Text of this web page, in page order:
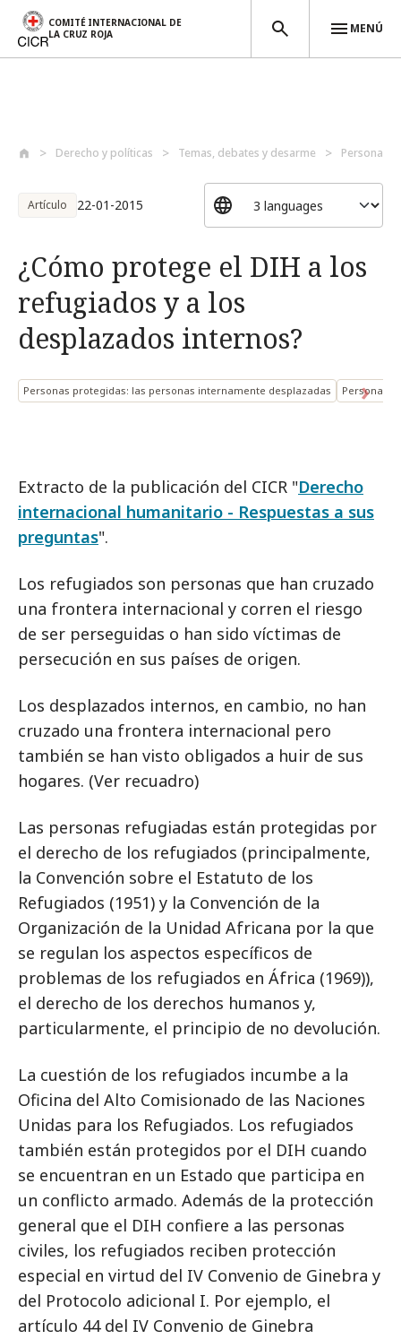
COMITÉ INTERNACIONAL DE
LA CRUZ ROJA
MENÚ
Derecho y políticas Temas, debates y desarme Personas
Artículo 22-01-2015
¿Cómo protege el DIH a los
refugiados y a los
desplazados internos?
Personas protegidas: las personas internamente desplazadas Personas
Extracto de la publicación del CICR "Derecho
internacional humanitario - Respuestas a sus
preguntas".
Los refugiados son personas que han cruzado
una frontera internacional y corren el riesgo
de ser perseguidas o han sido víctimas de
persecución en sus países de origen.
Los desplazados internos, en cambio, no han
cruzado una frontera internacional pero
también se han visto obligados a huir de sus
hogares. (Ver recuadro)
Las personas refugiadas están protegidas por
el derecho de los refugiados (principalmente,
la Convención sobre el Estatuto de los
Refugiados (1951) y la Convención de la
Organización de la Unidad Africana por la que
se regulan los aspectos específicos de
problemas de los refugiados en África (1969)),
el derecho de los derechos humanos y,
particularmente, el principio de no devolución.
La cuestión de los refugiados incumbe a la
Oficina del Alto Comisionado de las Naciones
Unidas para los Refugiados. Los refugiados
también están protegidos por el DIH cuando
se encuentran en un Estado que participa en
un conflicto armado. Además de la protección
general que el DIH confiere a las personas
civiles, los refugiados reciben protección
especial en virtud del IV Convenio de Ginebra y
del Protocolo adicional I. Por ejemplo, el
artículo 44 del IV Convenio de Ginebra